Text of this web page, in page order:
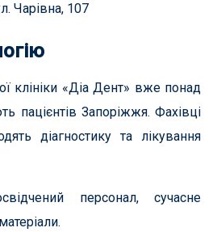
Чарівна, 107
клініки «Діа Дент» вже понад
пацієнтів Запоріжжя. Фахівці
діагностику та лікування
персонал, сучасне